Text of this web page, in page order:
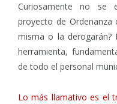
Curiosamente no se
proyecto de Ordenanza
misma o la derogarán?
herramienta,
de todo el personal
Lo más llamativo es el